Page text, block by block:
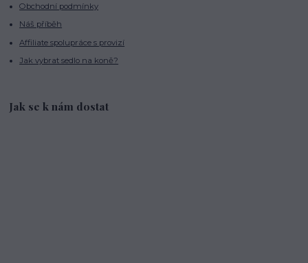
Obchodní podmínky
Náš příběh
Affiliate spolupráce s provizí
Jak vybrat sedlo na koně?
Jak se k nám dostat